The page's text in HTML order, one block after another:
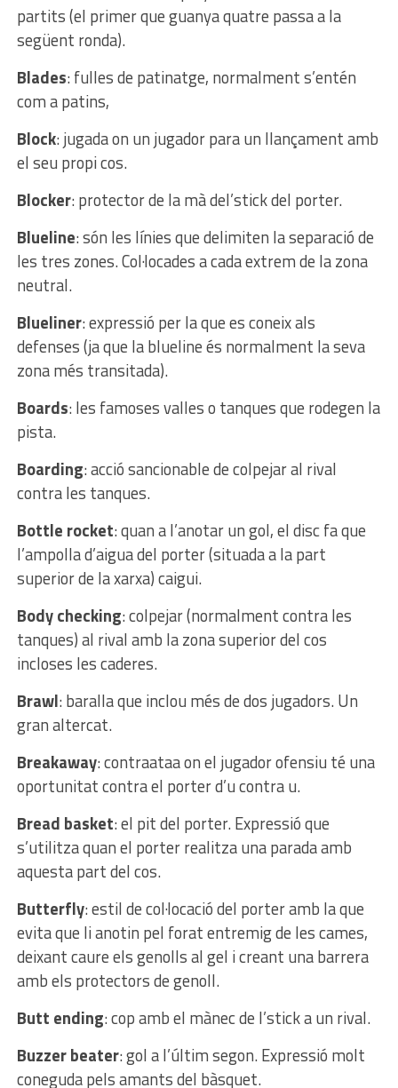
partits (el primer que guanya quatre passa a la
següent ronda).
Blades: fulles de patinatge, normalment s’entén
com a patins,
Block: jugada on un jugador para un llançament amb
el seu propi cos.
Blocker: protector de la mà del’stick del porter.
Blueline: són les línies que delimiten la separació de
les tres zones. Col·locades a cada extrem de la zona
neutral.
Blueliner: expressió per la que es coneix als
defenses (ja que la blueline és normalment la seva
zona més transitada).
Boards: les famoses valles o tanques que rodegen la
pista.
Boarding: acció sancionable de colpejar al rival
contra les tanques.
Bottle rocket: quan a l’anotar un gol, el disc fa que
l’ampolla d’aigua del porter (situada a la part
superior de la xarxa) caigui.
Body checking: colpejar (normalment contra les
tanques) al rival amb la zona superior del cos
incloses les caderes.
Brawl: baralla que inclou més de dos jugadors. Un
gran altercat.
Breakaway: contraataa on el jugador ofensiu té una
oportunitat contra el porter d’u contra u.
Bread basket: el pit del porter. Expressió que
s’utilitza quan el porter realitza una parada amb
aquesta part del cos.
Butterfly: estil de col·locació del porter amb la que
evita que li anotin pel forat entremig de les cames,
deixant caure els genolls al gel i creant una barrera
amb els protectors de genoll.
Butt ending: cop amb el mànec de l’stick a un rival.
Buzzer beater: gol a l’últim segon. Expressió molt
coneguda pels amants del bàsquet.